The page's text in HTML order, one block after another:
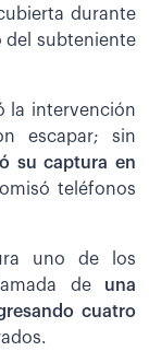
durante
del subteniente
la intervención
escapar; sin
su captura en
teléfonos
uno de los
deuna
cuatro